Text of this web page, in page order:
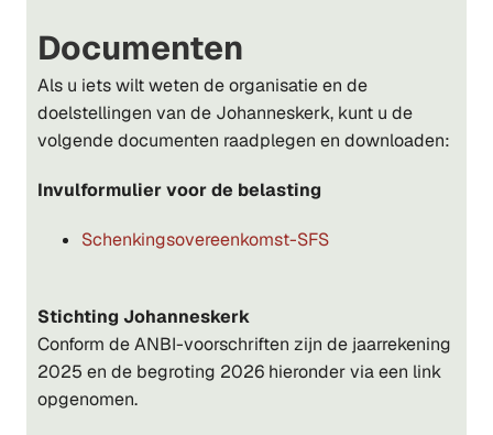
Documenten
Als u iets wilt weten de organisatie en de
doelstellingen van de Johanneskerk, kunt u de
volgende documenten raadplegen en downloaden:
Invulformulier voor de belasting
Schenkingsovereenkomst-SFS
Stichting Johanneskerk
Conform de ANBI-voorschriften zijn de jaarrekening
2025 en de begroting 2026 hieronder via een link
opgenomen.